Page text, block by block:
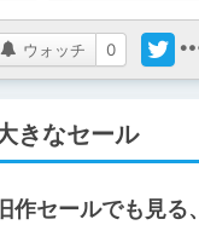
ウォッチ 0
きなセール
作セールでも見